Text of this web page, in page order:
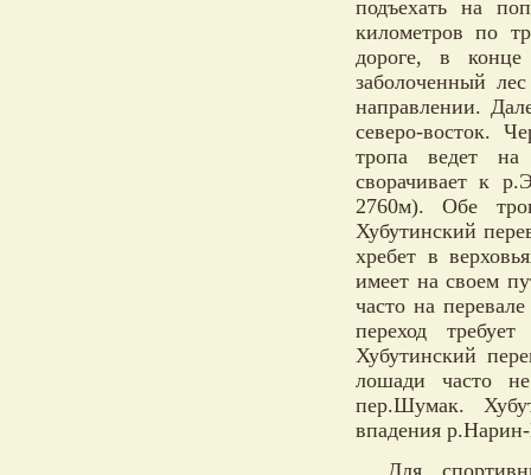
подъехать на
километров по
дороге, в конце
заболоченный
направлении.
северо-восток.
тропа ведет
сворачивает к
2760м). Обе
Хубутинский
хребет в
имеет на своем
часто на
переход
Хубутинский
лошади часто
пер.Шумак.
впадения
Для